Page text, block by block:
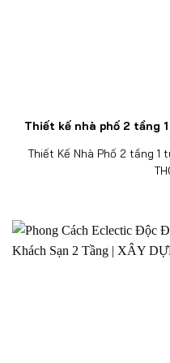
Thiết kế nhà phố 2 tầng
Thiết Kế Nhà Phố 2 tầng 1